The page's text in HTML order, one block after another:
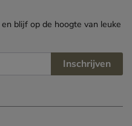
en blijf op de hoogte van leuke
Inschrijven